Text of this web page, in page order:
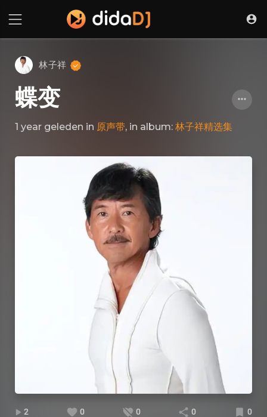
林子祥
蝶变
1 year geleden in 原声带, in album: 林子祥精选集
2 0 0 0 0